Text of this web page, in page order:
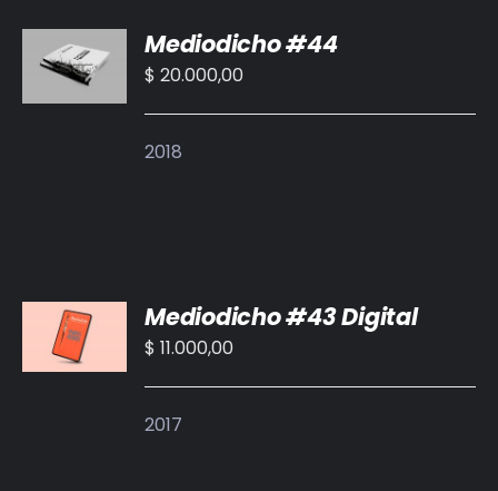
AL
CARRITO
/
Mediodicho #44
$ 20.000,00
2018
AL
CARRITO
/
Mediodicho #43 Digital
$ 11.000,00
2017